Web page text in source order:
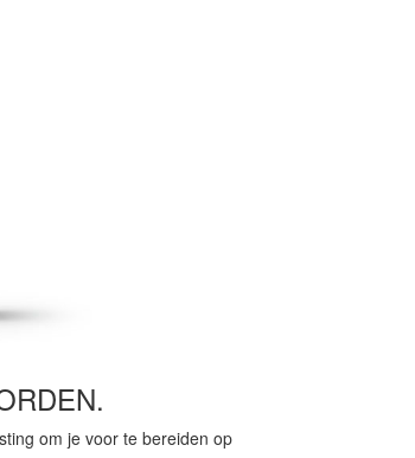
om je voor te bereiden op